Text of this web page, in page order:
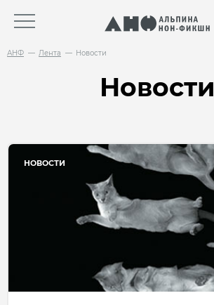
АНФ Лента Новости
Новости
НОВОСТИ